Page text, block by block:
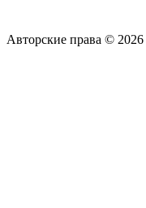
Авторские права © 2026